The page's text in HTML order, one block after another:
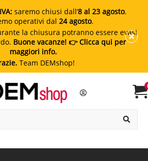
saremo chiusi dall’8 al 23 agosto.
operativi dal 24 agosto.
la chiusura potranno essere evasi
Buone vacanze! 👉 Clicca qui per
maggiori info.
Team DEMshop!